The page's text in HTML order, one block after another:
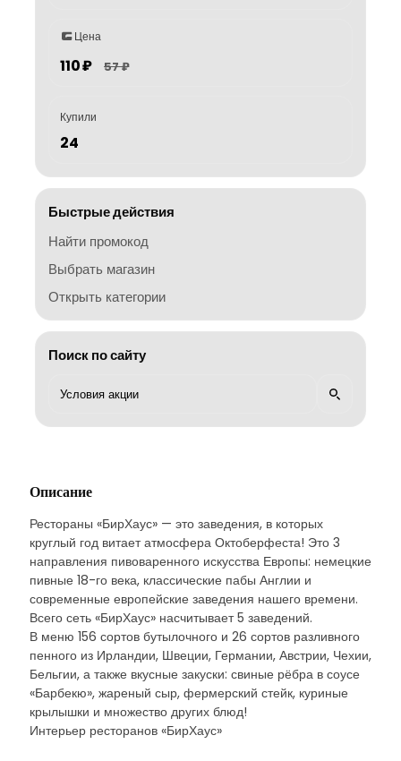
Цена
110 ₽ 57 ₽
Купили
24
Быстрые действия
Найти промокод
Выбрать магазин
Открыть категории
Поиск по сайту
Описание
Рестораны «БирХаус» — это заведения, в которых
круглый год витает атмосфера Октоберфеста! Это 3
направления пивоваренного искусства Европы: немецкие
пивные 18-го века, классические пабы Англии и
современные европейские заведения нашего времени.
Всего сеть «БирХаус» насчитывает 5 заведений.
В меню 156 сортов бутылочного и 26 сортов разливного
пенного из Ирландии, Швеции, Германии, Австрии, Чехии,
Бельгии, а также вкусные закуски: свиные рёбра в соусе
«Барбекю», жареный сыр, фермерский стейк, куриные
крылышки и множество других блюд!
Интерьер ресторанов «БирХаус»